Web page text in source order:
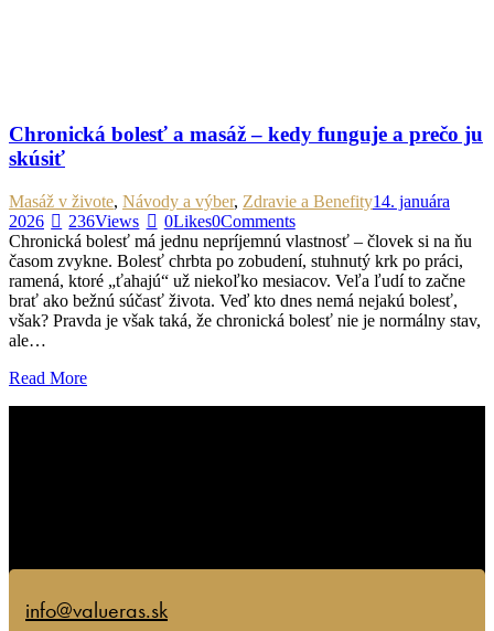
Chronická bolesť a masáž – kedy funguje a prečo ju
skúsiť
Masáž v živote, Návody a výber, Zdravie a Benefity14. januára
2026
236Views 0Likes0Comments
Chronická bolesť má jednu nepríjemnú vlastnosť – človek si na ňu
časom zvykne. Bolesť chrbta po zobudení, stuhnutý krk po práci,
ramená, ktoré „ťahajú“ už niekoľko mesiacov. Veľa ľudí to začne
brať ako bežnú súčasť života. Veď kto dnes nemá nejakú bolesť,
však? Pravda je však taká, že chronická bolesť nie je normálny stav,
ale…
Read More
info@valueras.sk